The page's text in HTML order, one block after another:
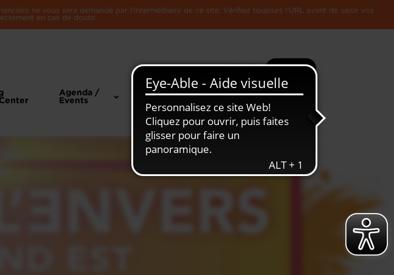
ne vous sera demandé par l'intermédiaire de ce site. Vérifiez toujours l'URL avant de saisir vos
en cas de doute.
Recherche Plus
Agenda /
Events
Toute
L'Economie